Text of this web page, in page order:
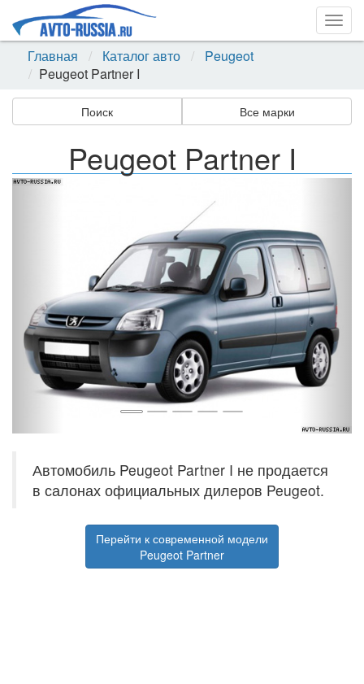
Главная
Каталог авто
Peugeot
Peugeot Partner I
Поиск Все марки
Peugeot Partner I
Назад
Автомобиль Peugeot Partner I не продается
в салонах официальных дилеров Peugeot.
Перейти к современной модели
Peugeot Partner